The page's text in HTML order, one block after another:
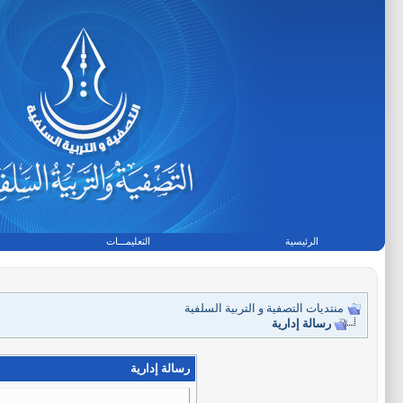
الرئيسية التعليمـــات
منتديات التصفية و التربية السلفية
رسالة إدارية
رسالة إدارية